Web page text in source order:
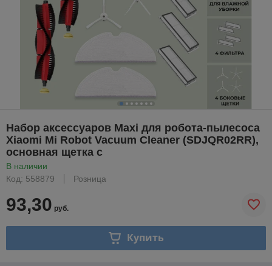
Набор аксессуаров Maxi для робота-пылесоса
Xiaomi Mi Robot Vacuum Cleaner (SDJQR02RR),
основная щетка с
В наличии
Код: 558879
Розница
93,30 руб.
Купить